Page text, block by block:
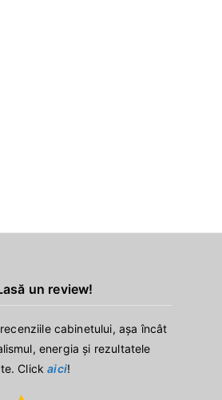
un review!
cabinetului, așa încât
energia și rezultatele
Clickaici!